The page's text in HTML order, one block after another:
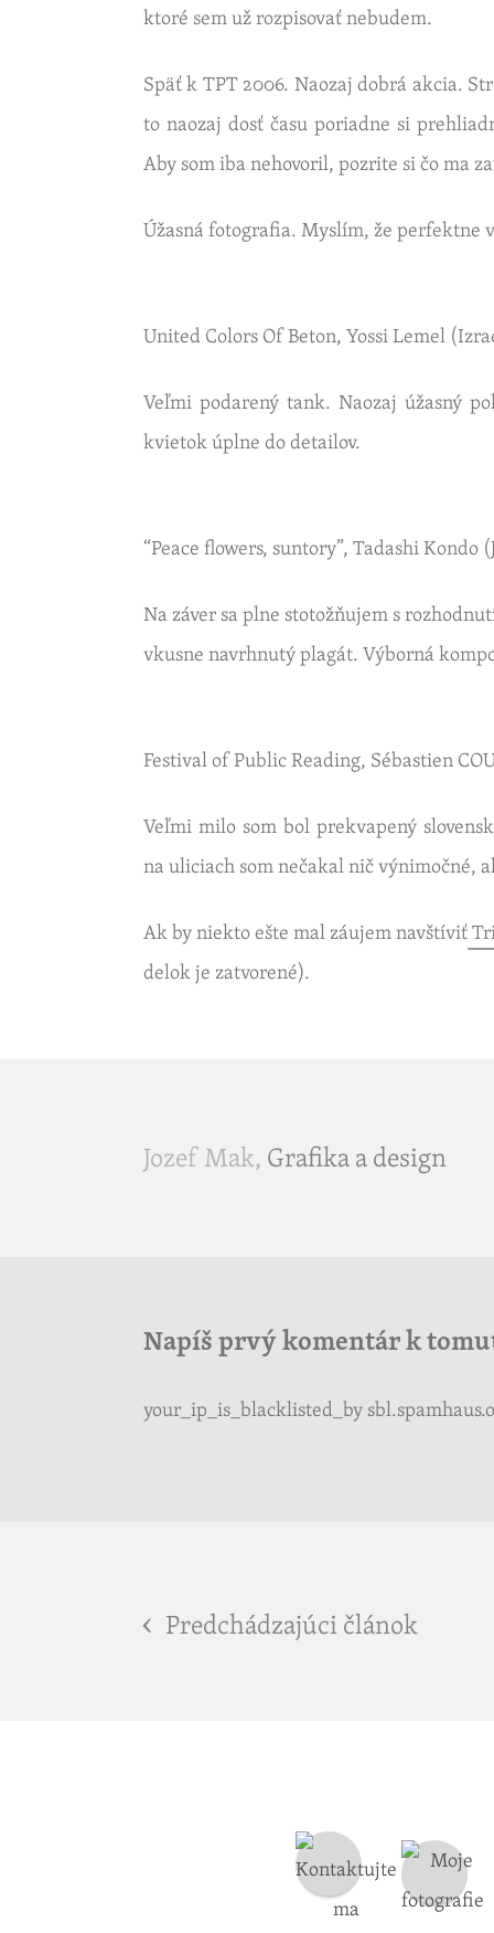
ktoré sem už roz­pi­so­vať ne­bu­dem.
Späť k TPT2006. Na­ozaj dobrá akcia.
to na­ozaj dosť času po­riad­ne si
Aby som iba ne­ho­vo­ril, po­zri­te si čo ma
Úžas­ná fo­to­gra­fia. Mys­lím, že per­fekt­ne
Uni­ted Co­lors Of Beton, Yossi Lemel
Veľmi po­da­re­ný tank. Na­ozaj úžas­ný
kvie­tok úplne do de­tai­lov.
“Peace flo­wers, sun­to­ry”, Ta­das­hi Kondo
Na záver sa plne sto­tož­ňu­jem s
vkus­ne na­vr­hnu­tý pla­gát. Vý­bor­ná
Fes­ti­val of Pub­lic Re­a­ding, Sé­bas­tien
Veľmi milo som bol prek­va­pe­ný
na uli­ciach som ne­ča­kal nič vý­ni­moč­né,
Ak by nie­kto ešte mal zá­u­jem nav­ští­viť
de­lok je za­tvo­re­né).
Jozef Mak, Gra­fi­ka a de­sign
Napíš prvý ko­men­tár k
you­r_i­p_i­s_b­lack­lis­te­d_by
‹ Pred­chá­dza­jú­ci člá­nok